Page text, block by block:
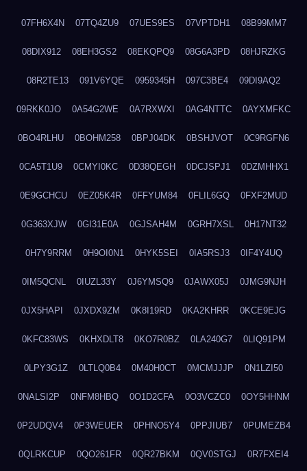
07FH6X4N 07TQ4ZU9 07UES9ES 07VPTDH1 08B99MM7
08DIX912 08EH3GS2 08EKQPQ9 08G6A3PD 08HJRZKG
08R2TE13 091V6YQE 0959345H 097C3BE4 09DI9AQ2
09RKK0JO 0A54G2WE 0A7RXWXI 0AG4NTTC 0AYXMFKC
0BO4RLHU 0BOHM258 0BPJ04DK 0BSHJVOT 0C9RGFN6
0CA5T1U9 0CMYI0KC 0D38QEGH 0DCJSPJ1 0DZMHHX1
0E9GCHCU 0EZ05K4R 0FFYUM84 0FLIL6GQ 0FXF2MUD
0G363XJW 0GI31E0A 0GJSAH4M 0GRH7XSL 0H17NT32
0H7Y9RRM 0H9OI0N1 0HYK5SEI 0IA5RSJ3 0IF4Y4UQ
0IM5QCNL 0IUZL33Y 0J6YMSQ9 0JAWX05J 0JMG9NJH
0JX5HAPI 0JXDX9ZM 0K8I19RD 0KA2KHRR 0KCE9EJG
0KFC83WS 0KHXDLT8 0KO7R0BZ 0LA240G7 0LIQ91PM
0LPY3G1Z 0LTLQ0B4 0M40H0CT 0MCMJJJP 0N1LZI50
0NALSI2P 0NFM8HBQ 0O1D2CFA 0O3VCZC0 0OY5HHNM
0P2UDQV4 0P3WEUER 0PHNO5Y4 0PPJIUB7 0PUMEZB4
0QLRKCUP 0QO261FR 0QR27BKM 0QV0STGJ 0R7FXEI4